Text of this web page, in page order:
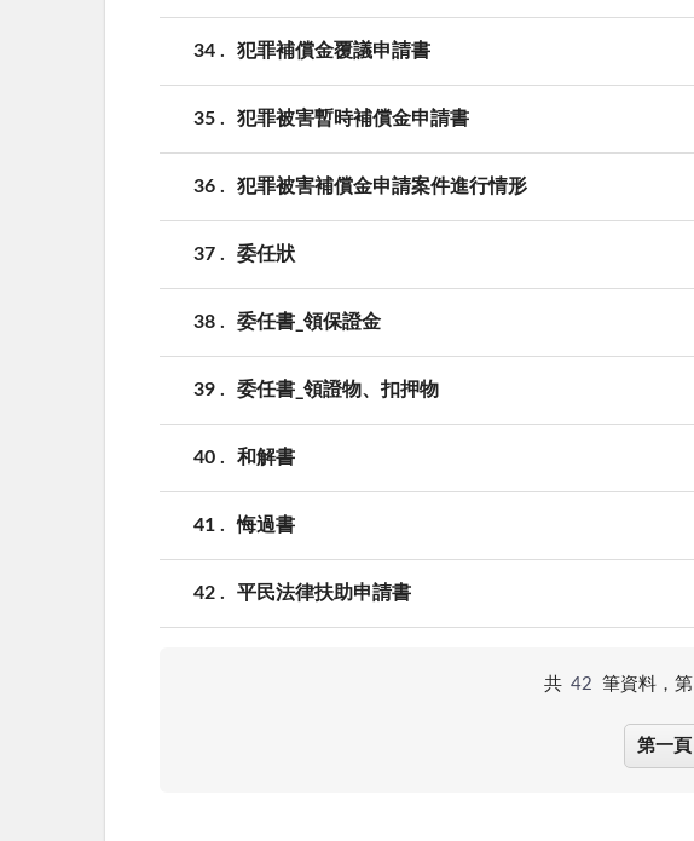
34 犯罪補償金覆議申請書
35 犯罪被害暫時補償金申請書
36 犯罪被害補償金申請案件進行情形
37 委任狀
38 委任書_領保證金
39 委任書_領證物、扣押物
40 和解書
41 悔過書
42 平民法律扶助申請書
共 42 筆資料，第
第一頁